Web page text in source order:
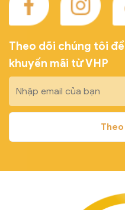
Theo dõi chúng tôi
khuyến mãi từ VHP